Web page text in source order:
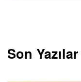
Son Yazılar